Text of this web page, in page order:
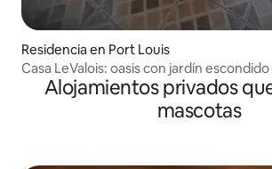
Residencia en Port Louis
Casa LeValois: oasis con jardín
Alojamientos privados
mascotas